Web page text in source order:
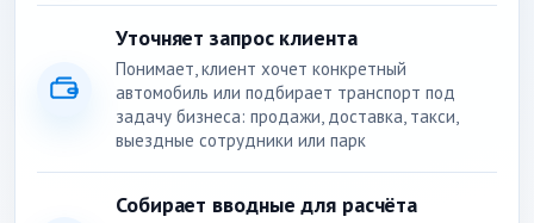
Уточняет запрос клиента
Понимает, клиент хочет конкретный
автомобиль или подбирает транспорт под
задачу бизнеса: продажи, доставка, такси,
выездные сотрудники или парк
Собирает вводные для расчёта